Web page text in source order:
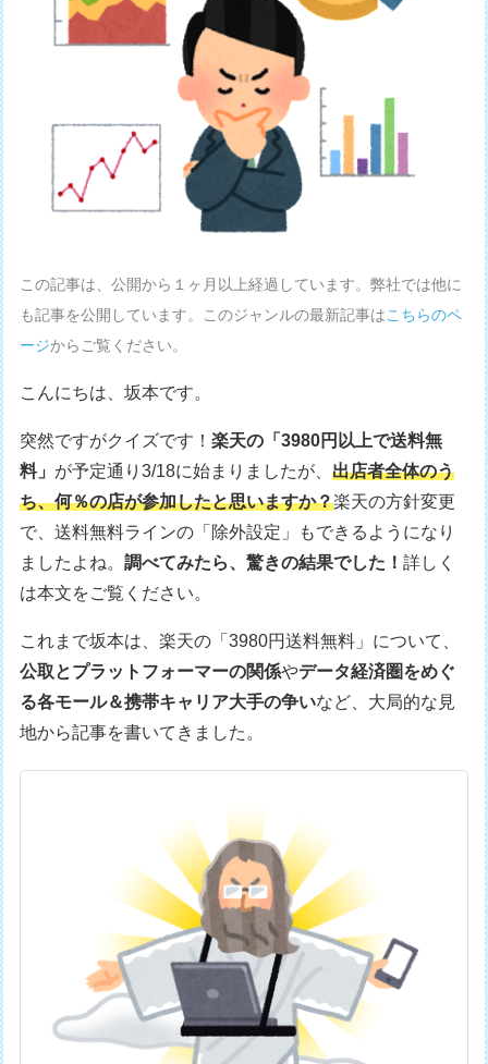
この記事は、公開から１ヶ月以上経過しています。弊社では他に
も記事を公開しています。このジャンルの最新記事はこちらのペ
ージからご覧ください。
こんにちは、坂本です。
突然ですがクイズです！楽天の「3980円以上で送料無
料」 が予定通り3/18に始まりましたが、出店者全体のう
ち、何％の店が参加したと思いますか？楽天の方針変更
で、送料無料ラインの「除外設定」もできるようになり
ましたよね。調べてみたら、驚きの結果でした！詳しく
は本文をご覧ください。
これまで坂本は、楽天の「3980円送料無料」について、
公取とプラットフォーマーの関係やデータ経済圏をめぐ
る各モール＆携帯キャリア大手の争いなど、大局的な見
地から記事を書いてきました。